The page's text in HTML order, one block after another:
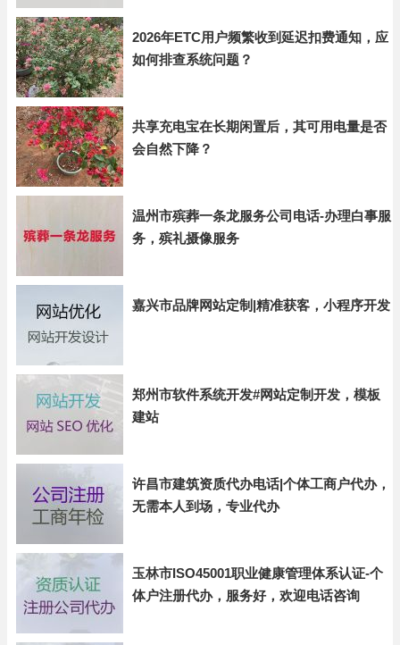
2026年ETC用户频繁收到延迟扣费通知，应
如何排查系统问题？
共享充电宝在长期闲置后，其可用电量是否
会自然下降？
温州市殡葬一条龙服务公司电话-办理白事服
务，殡礼摄像服务
嘉兴市品牌网站定制|精准获客，小程序开发
郑州市软件系统开发#网站定制开发，模板
建站
许昌市建筑资质代办电话|个体工商户代办，
无需本人到场，专业代办
玉林市ISO45001职业健康管理体系认证-个
体户注册代办，服务好，欢迎电话咨询